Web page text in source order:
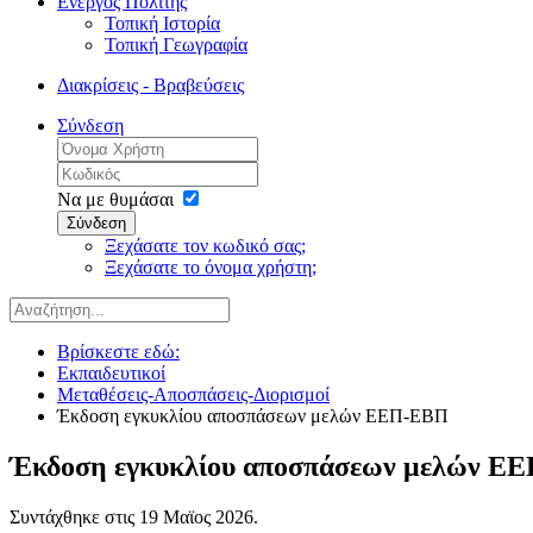
Τοπική Ιστορία
Τοπική Γεωγραφία
Διακρίσεις - Βραβεύσεις
Σύνδεση
Να με θυμάσαι
Σύνδεση
Ξεχάσατε τον κωδικό σας;
Ξεχάσατε το όνομα χρήστη;
Βρίσκεστε εδώ:
Εκπαιδευτικοί
Μεταθέσεις-Αποσπάσεις-Διορισμοί
Έκδοση εγκυκλίου αποσπάσεων μελών ΕΕΠ-ΕΒΠ
Έκδοση εγκυκλίου αποσπάσεων μελών
Συντάχθηκε στις 19 Μαϊος 2026.